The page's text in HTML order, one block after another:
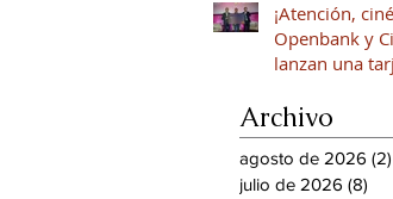
¡Atención,
Openbank y
lanzan una
con hasta 16%
puntos
Archivo
agosto de 2026 (2)
julio de 2026 (8)